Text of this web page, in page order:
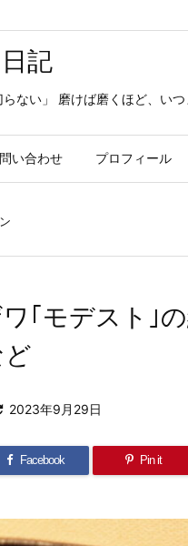
記
らない」 磨けば磨くほど
い合わせ プロフィール
｢モデスト｣
2023年9月29日
Facebook Pin it